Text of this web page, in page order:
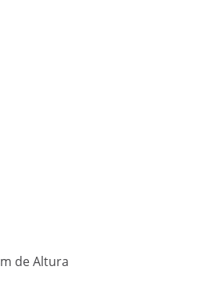
de Altura